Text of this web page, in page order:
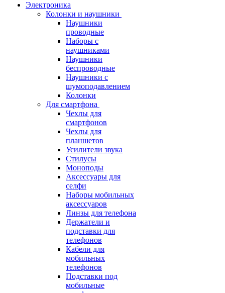
Электроника
Колонки и наушники
Наушники
проводные
Наборы с
наушниками
Наушники
беспроводные
Наушники с
шумоподавлением
Колонки
Для смартфона
Чехлы для
смартфонов
Чехлы для
планшетов
Усилители звука
Стилусы
Моноподы
Аксессуары для
селфи
Наборы мобильных
аксессуаров
Линзы для телефона
Держатели и
подставки для
телефонов
Кабели для
мобильных
телефонов
Подставки под
мобильные